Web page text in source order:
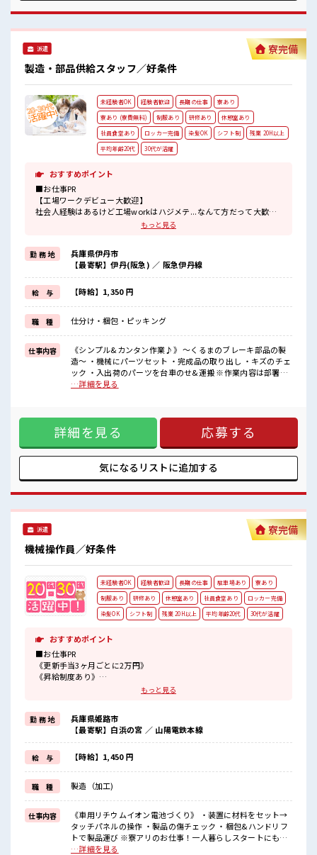
派遣
製造・部品供給スタッフ／好条件
寮完備
未経験者OK 経験者歓迎 長期の仕事
寮あり
寮あり (寮費無料)
制服あり 研修あり
休憩室あり
社員食堂あり
ロッカー完備 染髪OK シフト制
残業 20H以上
平均年齢20代
30代が活躍
おすすめポイント
■お仕事PR
【工場ワークデビュー大歓迎】
社会人経験はあるけど工場workはハジメテ...なんて方だって大歓迎
【住まい情報】
寮費は「無料」◎その分ガンガン貯金ができちゃう？
お部屋はプライベートバッチリな「ワンルーム」♪
さらにテレビ・冷暖房・洗濯機・エアコン・電子レンジは備え付
け！
寮の周辺にはコンビニや飲食店・商業施設もあり便利☆
赴任時は現地までの移動交通費支給！
【正社員登用制度あり】正社員登用の実績があるので「正社員」を
目指せるやりがいのある職場！
■職場の雰囲気
女性スタッフさんから「働きやすい」と太鼓判を頂いています！
作業着があるので事前の準備不要♪
有給休憩あり！
社員食堂あり☆
#ryo
もっと見る
勤 務 地
兵庫県伊丹市
【最寄駅】伊丹(阪急) ／ 阪急伊丹線
給 与 【時給】1,350 円
職 種 仕分け・梱包・ピッキング
仕事内容
《シンプル&カンタン作業♪》 ～くるまのブレーキ部品の製
造～ ・機械にパーツセット ・完成品の取り出し ・キズのチェ
ック ・入出荷のパーツを台車のせ&運搬 ※作業内容は部署に
よる ※寮アリのお仕事！一人暮らしスタートにもピッタリ♪
情報】 寮費は「無料」◎その分ガンガン貯金ができちゃう？
お部屋はプライベートバッチリな「ワンルーム」♪ さらにテ
レビ・冷暖房・洗濯機・エアコン・電子レンジは備え付け！
寮の周辺にはコンビニや飲食店・商業施設もあり便利☆ 赴任
時は現地までの移動交通費支給！ 【正社員登用制度あり】正
社員登用の実績があるので「正社員」を目指せるやりがいの
い」と太鼓判を頂いています！ もちろん男性スタッフさんも
活躍中！ キバツ過ぎなければ髪のカラーリングOK♪ 作業着
があるので事前の準備不要♪ 有給休憩あり！ 社員食堂あり☆
…詳細を見る
詳細を見る 応募する
気になるリストに追加する
派遣
機械操作員／好条件
寮完備
未経験者OK 経験者歓迎 長期の仕事 駐車場あり
寮あり
制服あり
研修あり 休憩室あり 社員食堂あり
ロッカー完備
染髪OK
シフト制 残業 20H以上 平均年齢20代 30代が活躍
おすすめポイント
■お仕事PR
《更新手当3ヶ月ごとに2万円》
《昇給制度あり》
長期就業で収入UPを目指そう！
◆日本を代表する大手企業同士の合弁会社
◆経験はもちろん学歴も不問！
お仕事だけじゃない◎住まいだってご提供します(*≧∀≦)ゞ
(1)寮費5万円の補助あり
(2)TV/冷蔵庫/洗濯機/電子レンジ/エアコンなどは備え付け
(3)駐車場完備なのでマイカー持ち込みOK
などなど...
赴任時は現地までの移動交通費も規定支給！
■職場の雰囲気
もっと見る
勤 務 地
兵庫県姫路市
【最寄駅】白浜の宮 ／ 山陽電鉄本線
給 与 【時給】1,450 円
職 種 製造（加工)
仕事内容
《車用リチウムイオン電池づくり》 ・装置に材料をセット→
タッチパネルの操作 ・製品の傷チェック ・梱包&ハンドリフ
トで製品運び ※寮アリのお仕事！一人暮らしスタートにもピ
ッタリ♪ ■お仕事PR 《更新手当3ヶ月ごとに2万円》 《昇給
…詳細を見る